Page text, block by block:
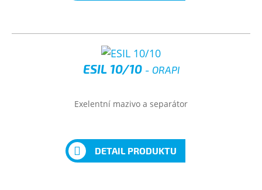
ESIL 10/10 - ORAPI
Exelentní mazivo a separátor
DETAIL PRODUKTU